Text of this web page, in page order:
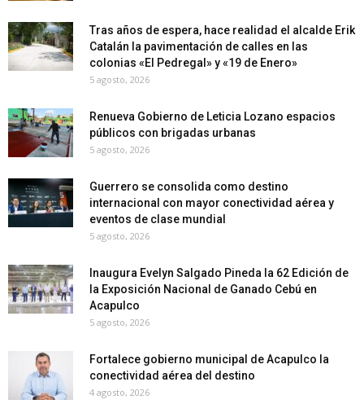
Tras años de espera, hace realidad el alcalde Erik
Catalán la pavimentación de calles en las
colonias «El Pedregal» y «19 de Enero»
5 agosto, 2026
Renueva Gobierno de Leticia Lozano espacios
públicos con brigadas urbanas
5 agosto, 2026
Guerrero se consolida como destino
internacional con mayor conectividad aérea y
eventos de clase mundial
5 agosto, 2026
Inaugura Evelyn Salgado Pineda la 62 Edición de
la Exposición Nacional de Ganado Cebú en
Acapulco
5 agosto, 2026
Fortalece gobierno municipal de Acapulco la
conectividad aérea del destino
4 agosto, 2026